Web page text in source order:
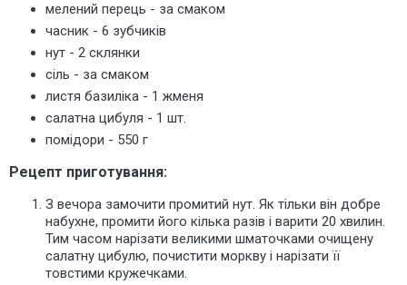
мелений перець - за смаком
часник - 6 зубчиків
нут - 2 склянки
сіль - за смаком
листя базиліка - 1 жменя
салатна цибуля - 1 шт.
помідори - 550 г
Рецепт приготування:
З вечора замочити промитий нут. Як тільки він добре
набухне, промити його кілька разів і варити 20 хвилин.
Тим часом нарізати великими шматочками очищену
салатну цибулю, почистити моркву і нарізати її
товстими кружечками.